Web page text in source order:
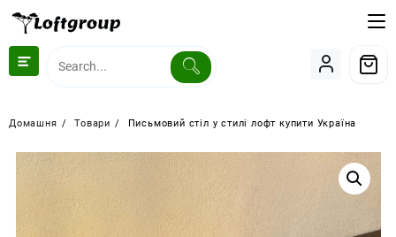
вмісту
Домашня Товари Письмовий стіл у стилі лофт купити Україна